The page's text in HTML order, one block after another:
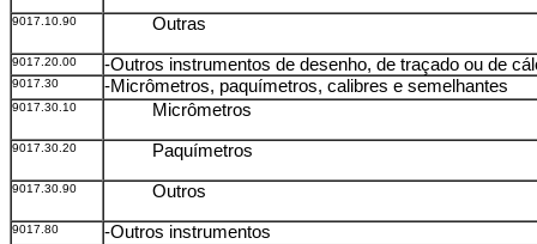
9017.10.90 Outras
9017.20.00 -Outros instrumentos de desenho, de traçado ou de
9017.30 -Micrômetros, paquímetros, calibres e semelhantes
9017.30.10 Micrômetros
9017.30.20 Paquímetros
9017.30.90 Outros
9017.80 -Outros instrumentos